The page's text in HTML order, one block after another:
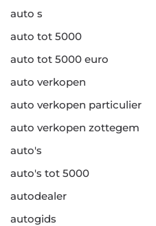
auto s
auto tot 5000
auto tot 5000 euro
auto verkopen
auto verkopen particulier
auto verkopen zottegem
auto's
auto's tot 5000
autodealer
autogids